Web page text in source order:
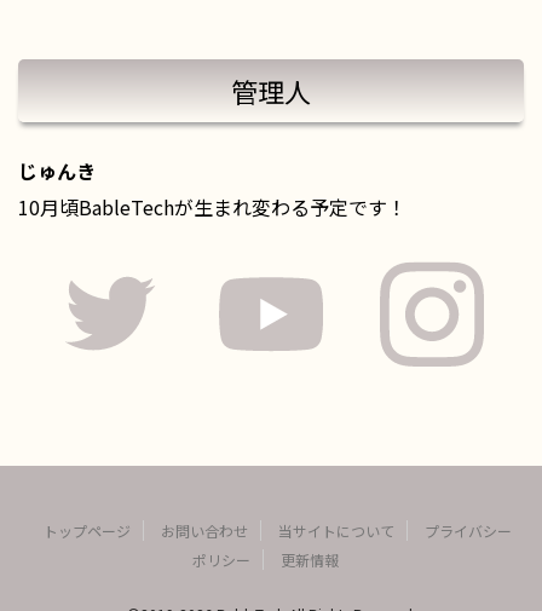
管理人
じゅんき
10月頃BableTechが生まれ変わる予定です！
トップページ お問い合わせ 当サイトについて
プライバシー
ポリシー
更新情報